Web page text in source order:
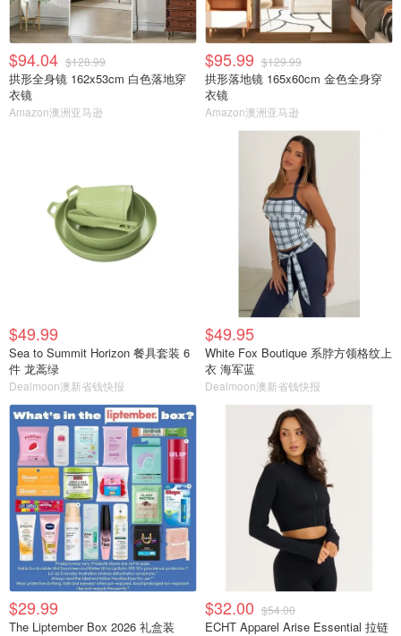
$94.04 $128.99
拱形全身镜 162x53cm 白色落地穿
衣镜
Amazon澳洲亚马逊
$95.99 $129.99
拱形落地镜 165x60cm 金色全身穿
衣镜
Amazon澳洲亚马逊
$49.99
Sea to Summit Horizon 餐具套装 6
件 龙蒿绿
Dealmoon澳新省钱快报
$49.95
White Fox Boutique 系脖方领格纹上
衣 海军蓝
Dealmoon澳新省钱快报
$29.99
The Liptember Box 2026 礼盒装
$32.00 $54.00
ECHT Apparel Arise Essential 拉链